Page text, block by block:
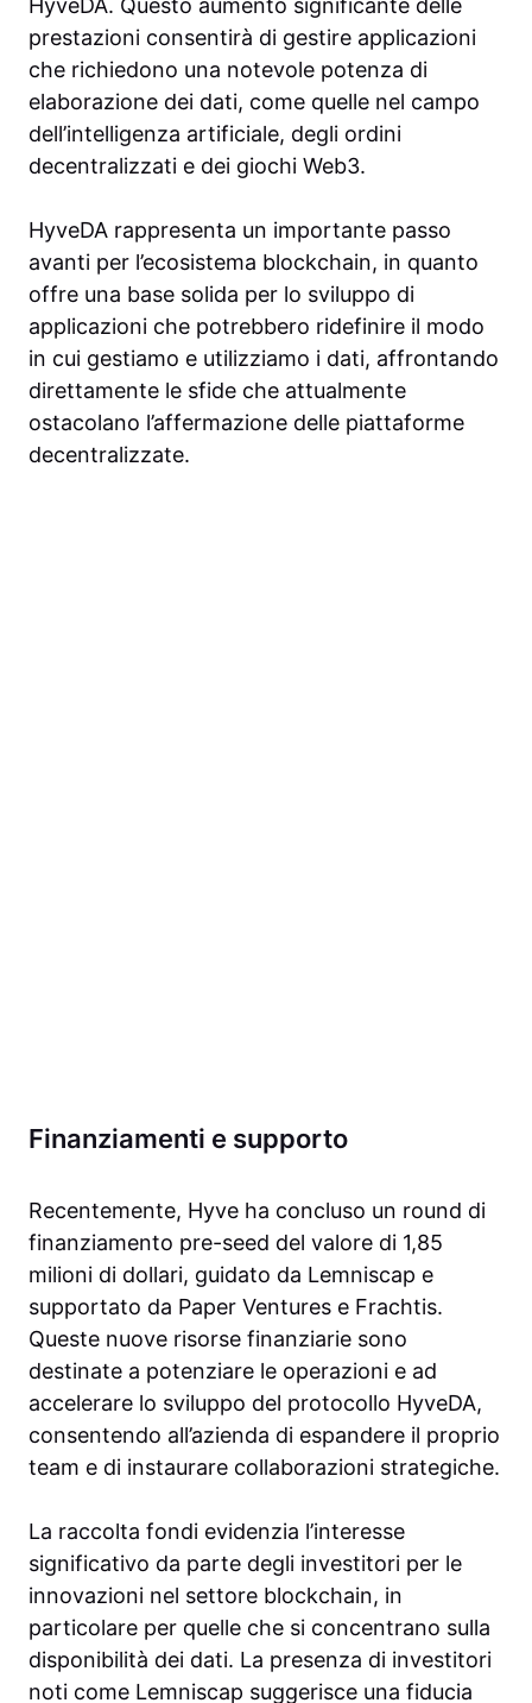
HyveDA. Questo aumento significante delle
prestazioni consentirà di gestire applicazioni
che richiedono una notevole potenza di
elaborazione dei dati, come quelle nel campo
dell’intelligenza artificiale, degli ordini
decentralizzati e dei giochi Web3.
HyveDA rappresenta un importante passo
avanti per l’ecosistema blockchain, in quanto
offre una base solida per lo sviluppo di
applicazioni che potrebbero ridefinire il modo
in cui gestiamo e utilizziamo i dati, affrontando
direttamente le sfide che attualmente
ostacolano l’affermazione delle piattaforme
decentralizzate.
Finanziamenti e supporto
Recentemente, Hyve ha concluso un round di
finanziamento pre-seed del valore di 1,85
milioni di dollari, guidato da Lemniscap e
supportato da Paper Ventures e Frachtis.
Queste nuove risorse finanziarie sono
destinate a potenziare le operazioni e ad
accelerare lo sviluppo del protocollo HyveDA,
consentendo all’azienda di espandere il proprio
team e di instaurare collaborazioni strategiche.
La raccolta fondi evidenzia l’interesse
significativo da parte degli investitori per le
innovazioni nel settore blockchain, in
particolare per quelle che si concentrano sulla
disponibilità dei dati. La presenza di investitori
noti come Lemniscap suggerisce una fiducia